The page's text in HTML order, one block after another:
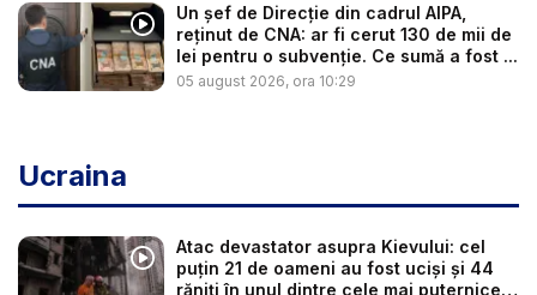
Un șef de Direcție din cadrul AIPA,
reținut de CNA: ar fi cerut 130 de mii de
lei pentru o subvenție. Ce sumă a fost ...
05 august 2026, ora 10:29
Ucraina
Atac devastator asupra Kievului: cel
puțin 21 de oameni au fost uciși și 44
răniți în unul dintre cele mai puternice